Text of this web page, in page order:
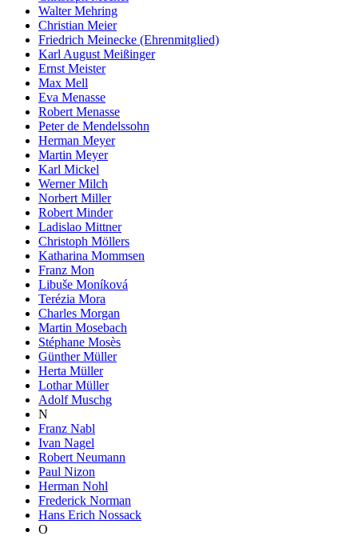
Walter Mehring
Christian Meier
Friedrich Meinecke (Ehrenmitglied)
Karl August Meißinger
Ernst Meister
Max Mell
Eva Menasse
Robert Menasse
Peter de Mendelssohn
Herman Meyer
Martin Meyer
Karl Mickel
Werner Milch
Norbert Miller
Robert Minder
Ladislao Mittner
Christoph Möllers
Katharina Mommsen
Franz Mon
Libuše Moníková
Terézia Mora
Charles Morgan
Martin Mosebach
Stéphane Mosès
Günther Müller
Herta Müller
Lothar Müller
Adolf Muschg
N
Franz Nabl
Ivan Nagel
Robert Neumann
Paul Nizon
Herman Nohl
Frederick Norman
Hans Erich Nossack
O